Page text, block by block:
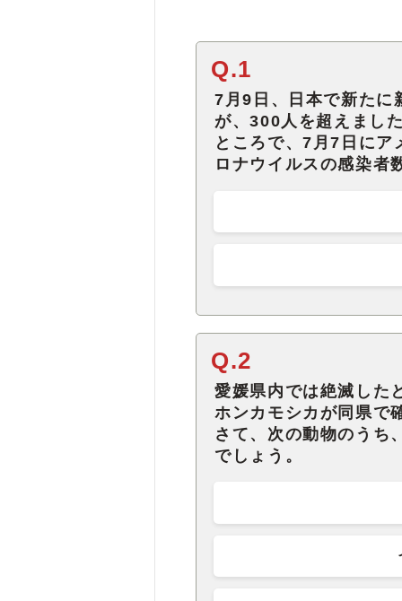
Q.1
7月9日、日本で新たに
が、300人を超えまし
ところで、7月7日にア
ロナウイルスの感染者
Q.2
愛媛県内では絶滅した
ホンカモシカが同県で
さて、次の動物のうち
でしょう。